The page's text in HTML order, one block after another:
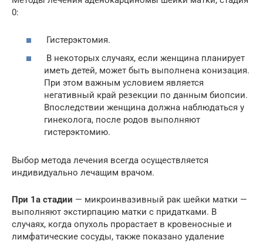
0:
Гистерэктомия.
В некоторых случаях, если женщина планирует
иметь детей, может быть выполнена конизация.
При этом важным условием является
негативный край резекции по данным биопсии.
Впоследствии женщина должна наблюдаться у
гинеколога, после родов выполняют
гистерэктомию.
Выбор метода лечения всегда осуществляется
индивидуально лечащим врачом.
При 1а стадии — микроинвазивный рак шейки матки —
выполняют экстирпацию матки с придатками. В
случаях, когда опухоль прорастает в кровеносные и
лимфатические сосуды, также показано удаление